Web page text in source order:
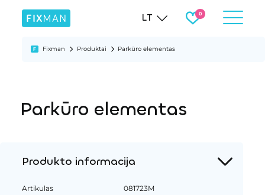
LT
Fixman Produktai Parkūro elementas
Parkūro elementas
Produkto informacija
Artikulas
081723M